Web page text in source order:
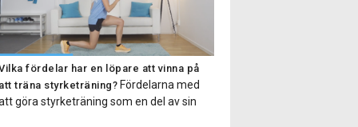
fördelar har en löpare att vinna på
att träna styrketräning? Fördelarna med
göra styrketräning som en del av sin